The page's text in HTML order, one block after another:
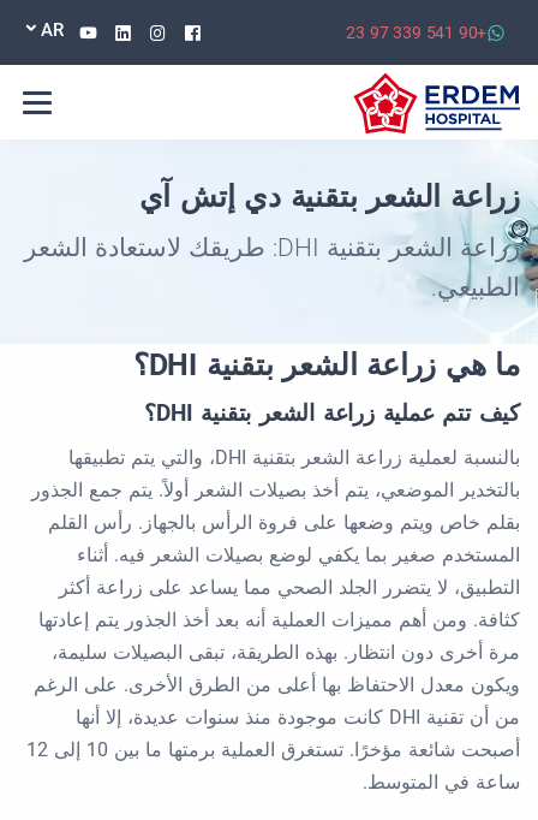
+90 541 339 97 23
Facebook
Instagram
Linkedin
AR
زراعة الشعر بتقنية دي إتش آي
زراعة الشعر بتقنية DHI: طريقك لاستعادة الشعر
الطبيعي.
ما هي زراعة الشعر بتقنية DHI؟
كيف تتم عملية زراعة الشعر بتقنية DHI؟
بالنسبة لعملية زراعة الشعر بتقنية DHI، والتي يتم تطبيقها
بالتخدير الموضعي، يتم أخذ بصيلات الشعر أولاً. يتم جمع الجذور
بقلم خاص ويتم وضعها على فروة الرأس بالجهاز. رأس القلم
المستخدم صغير بما يكفي لوضع بصيلات الشعر فيه. أثناء
التطبيق، لا يتضرر الجلد الصحي مما يساعد على زراعة أكثر
كثافة. ومن أهم مميزات العملية أنه بعد أخذ الجذور يتم إعادتها
مرة أخرى دون انتظار. بهذه الطريقة، تبقى البصيلات سليمة،
ويكون معدل الاحتفاظ بها أعلى من الطرق الأخرى. على الرغم
من أن تقنية DHI كانت موجودة منذ سنوات عديدة، إلا أنها
أصبحت شائعة مؤخرًا. تستغرق العملية برمتها ما بين 10 إلى 12
ساعة في المتوسط.